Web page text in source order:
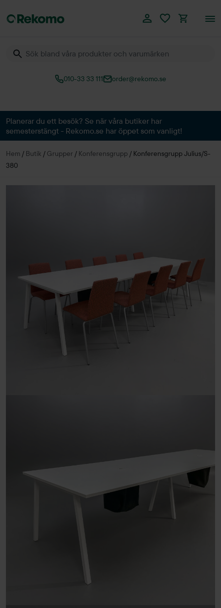
010-33 33 111 order@rekomo.se
Planerar du ett besök? Se när våra butiker har
semesterstängt - Rekomo.se har öppet som vanligt!
Hem / Butik / Grupper / Konferensgrupp / Konferensgrupp Julius/S-
380